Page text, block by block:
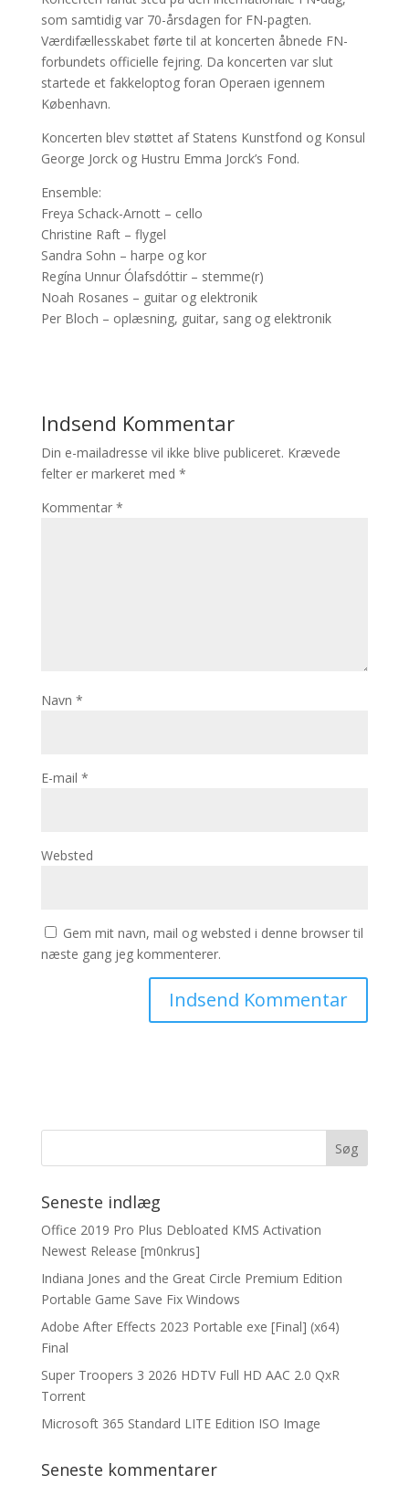
som samtidig var 70-årsdagen for FN-pagten.
Værdifællesskabet førte til at koncerten åbnede FN-
forbundets officielle fejring. Da koncerten var slut
startede et fakkeloptog foran Operaen igennem
København.
Koncerten blev støttet af Statens Kunstfond og Konsul
George Jorck og Hustru Emma Jorck’s Fond.
Ensemble:
Freya Schack-Arnott – cello
Christine Raft – flygel
Sandra Sohn – harpe og kor
Regína Unnur Ólafsdóttir – stemme(r)
Noah Rosanes – guitar og elektronik
Per Bloch – oplæsning, guitar, sang og elektronik
Indsend Kommentar
Din e-mailadresse vil ikke blive publiceret. Krævede
felter er markeret med *
Kommentar *
Navn *
E-mail *
Websted
Gem mit navn, mail og websted i denne browser til
næste gang jeg kommenterer.
Seneste indlæg
Office 2019 Pro Plus Debloated KMS Activation
Newest Release [m0nkrus]
Indiana Jones and the Great Circle Premium Edition
Portable Game Save Fix Windows
Adobe After Effects 2023 Portable exe [Final] (x64)
Final
Super Troopers 3 2026 HDTV Full HD AAC 2.0 QxR
Torrent
Microsoft 365 Standard LITE Edition ISO Image
Seneste kommentarer